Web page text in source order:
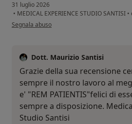
31 luglio 2026
• MEDICAL EXPERIENCE STUDIO SANTISI •
secondo l'opinione dell'utente Riccardo Bosi
Segnala abuso
Dott. Maurizio Santisi
Grazie della sua recensione
sempre il nostro lavoro al
e' "REM PATIENTIS"felici di
sempre a disposizione.
Studio Santisi